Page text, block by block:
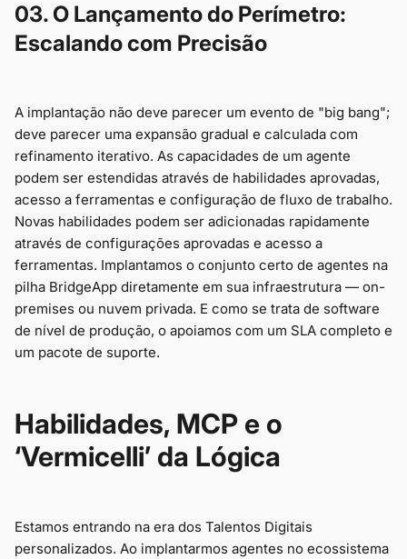
03. O Lançamento do Perímetro:
Escalando com Precisão
A implantação não deve parecer um evento de "big bang";
deve parecer uma expansão gradual e calculada com
refinamento iterativo. As capacidades de um agente
podem ser estendidas através de habilidades aprovadas,
acesso a ferramentas e configuração de fluxo de trabalho.
Novas habilidades podem ser adicionadas rapidamente
através de configurações aprovadas e acesso a
ferramentas. Implantamos o conjunto certo de agentes na
pilha BridgeApp diretamente em sua infraestrutura — on-
premises ou nuvem privada. E como se trata de software
de nível de produção, o apoiamos com um SLA completo e
um pacote de suporte.
Habilidades, MCP e o
‘Vermicelli’ da Lógica
Estamos entrando na era dos Talentos Digitais
personalizados. Ao implantarmos agentes no ecossistema